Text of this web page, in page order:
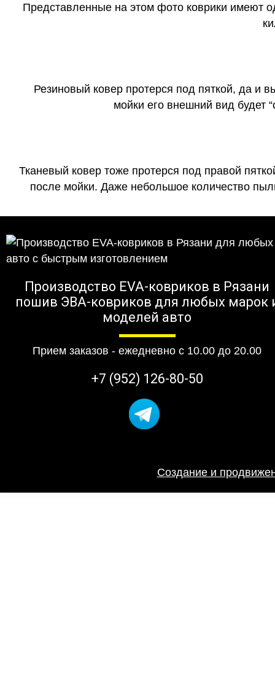
Представленные на этом фото коврики имеют
Резиновый ковер протерся под пяткой, да и
мойки его внешний вид будет
Тканевый ковер тоже протерся под правой
после мойки. Даже небольшое количество
Производство EVA-ковриков в Рязани
пошив ЭВА-ковриков для любых марок
моделей авто
Прием заказов - ежедневно с 10.00 до 20.00
+7 (952) 126-80-50
Создание и